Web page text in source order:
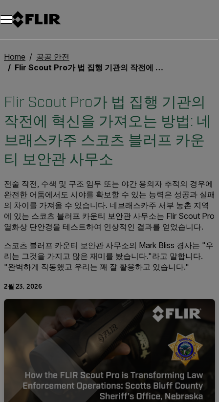
Home
공공 안전
Flir Scout Pro가 법 집행 기관의 작전에 혁신을 가져오는 방법: 네브래스카주 스코츠 블러프 카운티 보안관 사무소
Flir Scout Pro가 법 집행 기관의
작전에 혁신을 가져오는 방법: 네
브래스카주 스코츠 블러프 카운
티 보안관 사무소
전술 작전, 수색 및 구조 임무 또는 야간 용의자 추적의 경우에
완전한 어둠에서도 시야를 확보할 수 있는 능력은 성공과 실패
의 차이를 가져올 수 있습니다. 네브래스카주 서부 농촌 지역
에 있는 스코츠 블러프 카운티 보안관 사무소는 Flir Scout Pro
열화상 단안경을 테스트하여 인상적인 결과를 얻었습니다.
스코츠 블러프 카운티 보안관 사무소의 Mark Bliss 경사는 "우
리는 그것을 가지고 많은 재미를 봤습니다."라고 말합니다.
"완벽하게 작동했고 우리는 꽤 잘 활용하고 있습니다."
2월 23, 2026